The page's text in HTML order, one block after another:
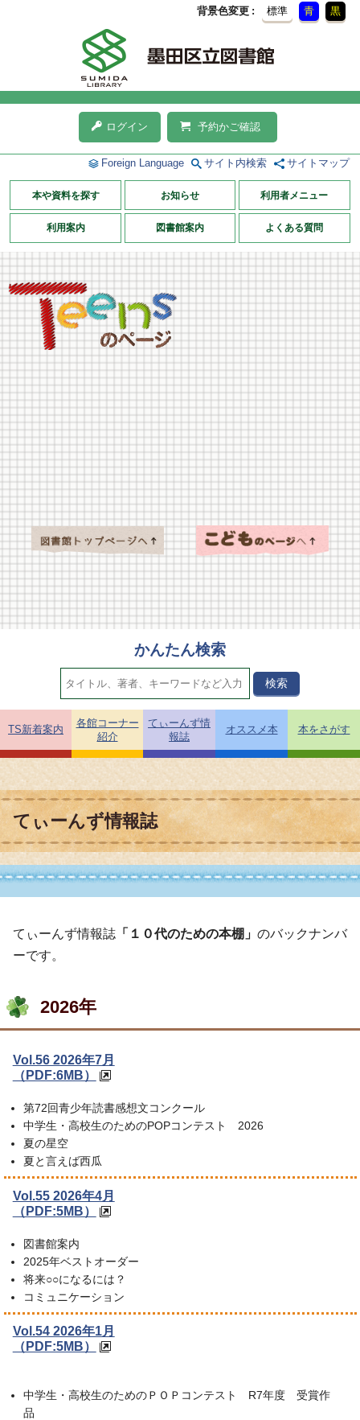
背景色変更 標準 青 黒
ログイン 予約かご確認
Foreign Language サイト内検索 サイトマップ
本や資料を探す お知らせ 利用者メニュー
利用案内 図書館案内 よくある質問
てぃーんず情報誌
てぃーんず情報誌 「１０代のための本棚」 のバックナンバ
ーです。
2026年
Vol.56 2026年7月
（PDF:6MB）
第72回青少年読書感想文コンクール
中学生・高校生のためのPOPコンテスト 2026
夏の星空
夏と言えば西瓜
Vol.55 2026年4月
（PDF:5MB）
図書館案内
2025年ベストオーダー
将来○○になるには？
コミュニケーション
Vol.54 2026年1月
（PDF:5MB）
中学生・高校生のためのＰＯＰコンテスト R7年度 受賞作
品
かんたん検索
TS新着案内
各館コーナー
紹介
てぃーんず情
報誌
オススメ本 本をさがす